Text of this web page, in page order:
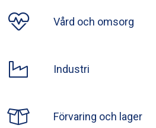
Vård och omsorg
Industri
Förvaring och lager